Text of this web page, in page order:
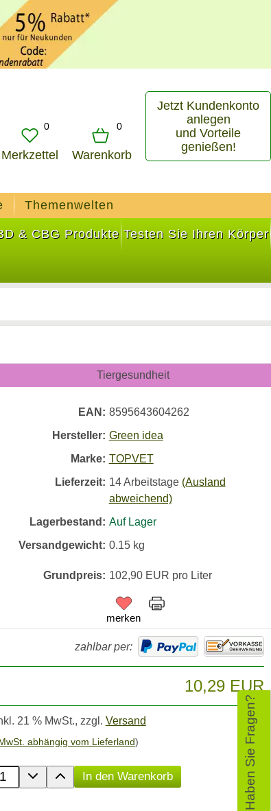
0
Merkzettel
0
Warenkorb
Jetzt Kundenkonto
anlegen
und Vorteile
genießen!
Themenwelten
& CBG Produkte Testen Sie Ihren Körper
Tiergesundheit
EAN: 8595643604262
Hersteller: Green idea
Marke: TOPVET
Lieferzeit: 14 Arbeitstage (Ausland
abweichend)
Lagerbestand: Auf Lager
Versandgewicht: 0.15kg
Grundpreis: 102,90 EUR pro Liter
merken
zahlbar per:
10,29 EUR
21 % MwSt., zzgl. Versand
abhängig vom Lieferland)
Anzahl der Produkte
In den Warenkorb Haben Sie Fragen?